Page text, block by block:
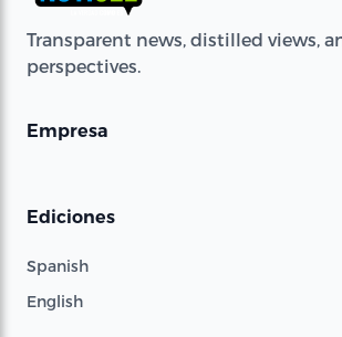
Transparent news, distilled views,
perspectives.
Empresa
Ediciones
Spanish
English